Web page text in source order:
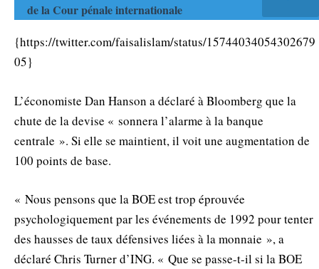
de la Cour pénale internationale
{https://twitter.com/faisalislam/status/15744034054302679
05}
L’économiste Dan Hanson a déclaré à Bloomberg que la
chute de la devise « sonnera l’alarme à la banque
centrale ». Si elle se maintient, il voit une augmentation de
100 points de base.
« Nous pensons que la BOE est trop éprouvée
psychologiquement par les événements de 1992 pour tenter
des hausses de taux défensives liées à la monnaie », a
déclaré Chris Turner d’ING. « Que se passe-t-il si la BOE